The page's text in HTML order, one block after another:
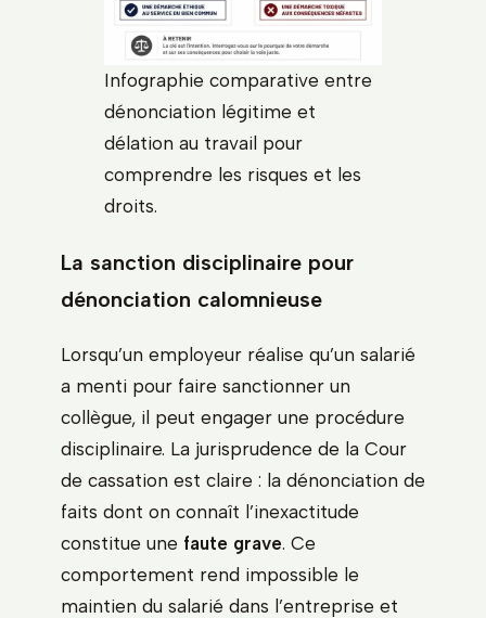
Infographie comparative entre
dénonciation légitime et
délation au travail pour
comprendre les risques et les
droits.
La sanction disciplinaire pour
dénonciation calomnieuse
Lorsqu’un employeur réalise qu’un salarié
a menti pour faire sanctionner un
collègue, il peut engager une procédure
disciplinaire. La jurisprudence de la Cour
de cassation est claire : la dénonciation de
faits dont on connaît l’inexactitude
constitue une faute grave. Ce
comportement rend impossible le
maintien du salarié dans l’entreprise et